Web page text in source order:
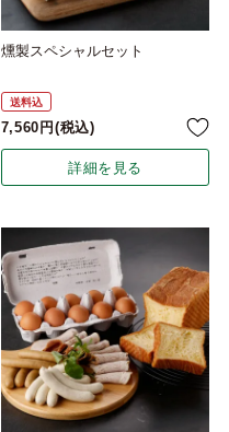
燻製スペシャルセット
送料込
7,560 税込
詳細を見る